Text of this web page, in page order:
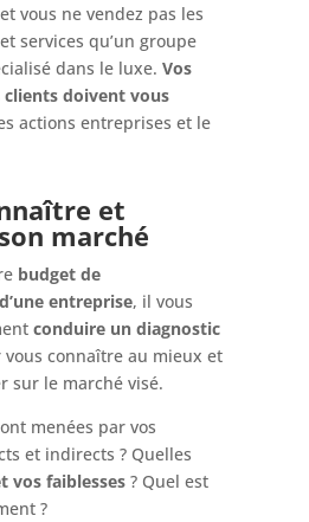
vous ne vendez pas les
services qu’un groupe
dans le luxe. Vos
doivent vous
actions entreprises et le
et
marché
budget de
entreprise, il vous
conduire un diagnostic
connaître au mieux et
sur le marché visé.
menées par vos
et indirects ? Quelles
vos faiblesses? Quel est
?